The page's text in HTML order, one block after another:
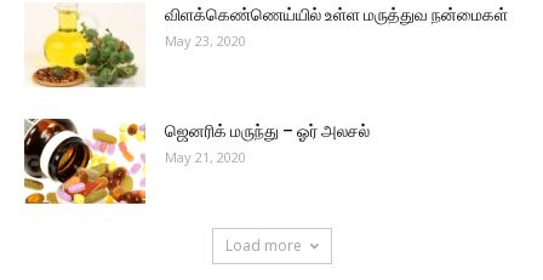
விளக்கெண்ணெய்யில் உள்ள மருத்துவ நன்மைகள்
May 23, 2020
ஜெனரிக் மருந்து – ஓர் அலசல்
May 21, 2020
Load more